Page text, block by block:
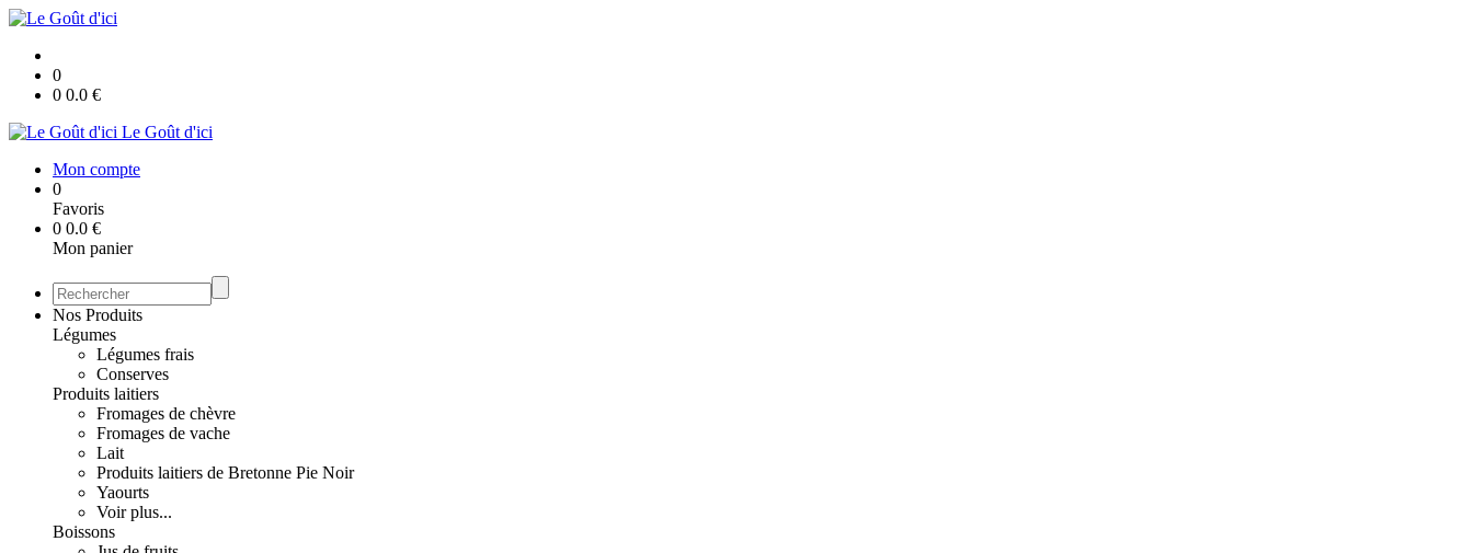
0
0 0.0 €
Le Goût d'ici
Mon compte
0
Favoris
0 0.0 €
Mon panier
Nos Produits
Légumes
Légumes frais
Conserves
Produits laitiers
Fromages de chèvre
Fromages de vache
Lait
Produits laitiers de Bretonne Pie Noir
Yaourts
Voir plus...
Boissons